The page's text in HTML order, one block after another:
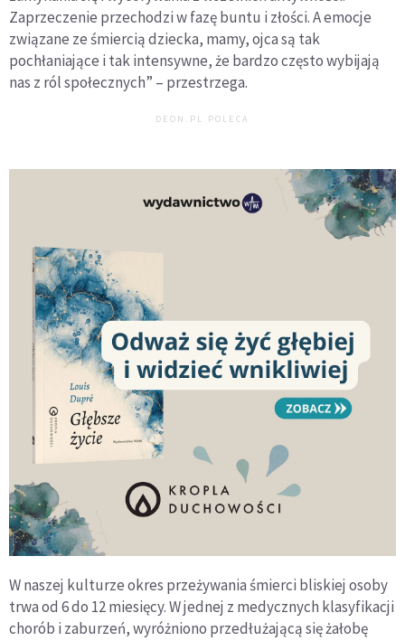
Zaprzeczenie przechodzi w fazę buntu i złości. A emocje
związane ze śmiercią dziecka, mamy, ojca są tak
pochłaniające i tak intensywne, że bardzo często wybijają
nas z ról społecznych” – przestrzega.
DEON.PL POLECA
W naszej kulturze okres przeżywania śmierci bliskiej osoby
trwa od 6 do 12 miesięcy. W jednej z medycznych klasyfikacji
chorób i zaburzeń, wyróżniono przedłużającą się żałobę